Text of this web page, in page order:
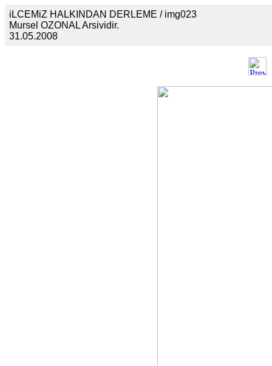
iLCEMiZ HALKINDAN DERLEME / img023
Mursel OZONAL Arsividir.
31.05.2008